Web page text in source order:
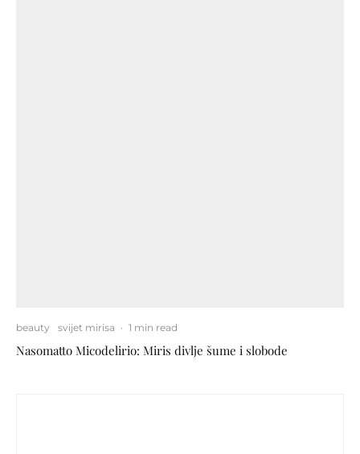
beauty svijet mirisa · 1 min read
Nasomatto Micodelirio: Miris divlje šume i slobode